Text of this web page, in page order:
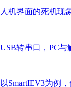
人机界面的死机现
USB转串口，PC与
以SmartIEV3为例，